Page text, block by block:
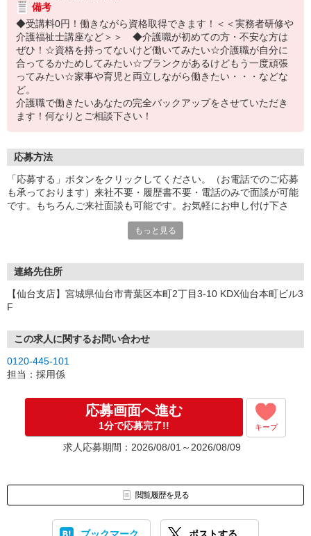
備考
◆受講料0円！働きながら資格取得できます！＜＜実務者研修や
介護福祉士講座など＞＞ ◆介護職が初めての方・不安な方は
ぜひ！☆資格を持ってないけど働いてみたい☆介護職が自分に
合ってるかためしてみたい☆ブランクがあるけどもう一度頑張
ってみたい☆家事や育児と両立しながら働きたい・・・などな
ど。
介護職で働きたいあなたの完全バックアップをさせていただき
ます！何なりとご相談下さい！
応募方法
「応募する」ボタンをクリックしてください。（お電話でのご応募
も承っております）来社不要・履歴書不要・電話のみで面談が可能
です。もちろんご来社面談も可能です。お気軽にお申し付け下さ
もっと見る
連絡先住所
【仙台支店】宮城県仙台市青葉区本町2丁目3-10 KDX仙台本町ビル3
F
この求人に関するお問い合わせ
0120-445-101
担当：採用係
応募画面へ進む
1分で応募完了!! キープ
求人応募期間：2026/08/01～2026/08/09
閲覧履歴を見る